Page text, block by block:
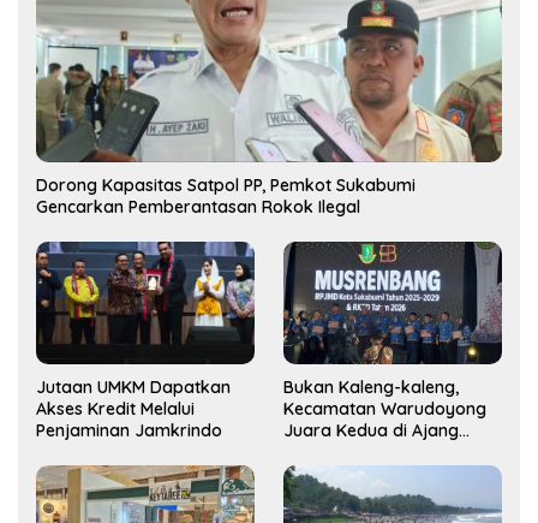
Dorong Kapasitas Satpol PP, Pemkot Sukabumi
Gencarkan Pemberantasan Rokok Ilegal
Jutaan UMKM Dapatkan
Akses Kredit Melalui
Penjaminan Jamkrindo
Bukan Kaleng-kaleng,
Kecamatan Warudoyong
Juara Kedua di Ajang
2025